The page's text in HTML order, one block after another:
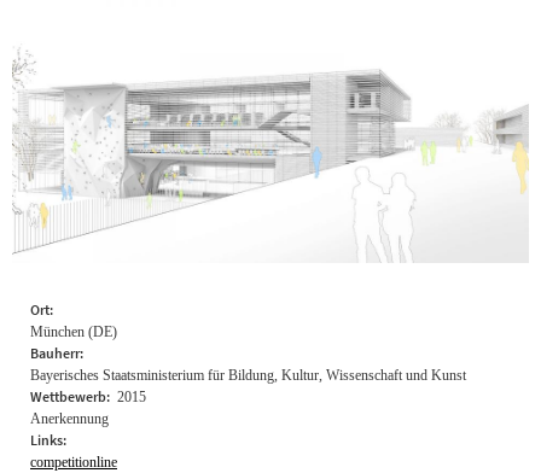
Ort:
München (DE)
Bauherr:
Bayerisches Staatsministerium für Bildung, Kultur, Wissenschaft und Kunst
Wettbewerb:
Anerkennung
2015
Links:
competitionline